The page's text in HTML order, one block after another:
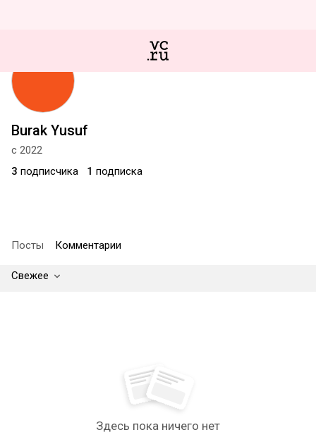
Burak Yusuf
с 2022
3 подписчика 1 подписка
Посты Комментарии
Свежее
Здесь пока ничего нет